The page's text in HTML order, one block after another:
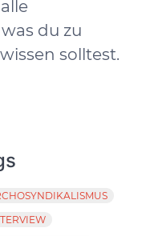
du zu
solltest.